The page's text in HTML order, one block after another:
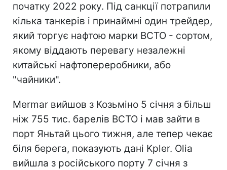
початку 2022 року. Під санкції потрапили
кілька танкерів і принаймні один трейдер,
який торгує нафтою марки ВСТО - сортом,
якому віддають перевагу незалежні
китайські нафтопереробники, або
"чайники".
Mermar вийшов з Козьміно 5 січня з більш
ніж 755 тис. барелів ВСТО і мав зайти в
порт Яньтай цього тижня, але тепер чекає
біля берега, показують дані Kpler. Olia
вийшла з російського порту 7 січня з